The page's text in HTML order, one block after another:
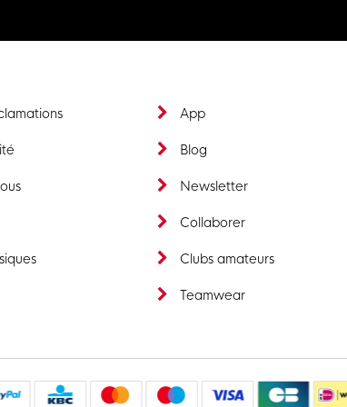
App
Blog
Newsletter
Collaborer
Clubs amateurs
Teamwear